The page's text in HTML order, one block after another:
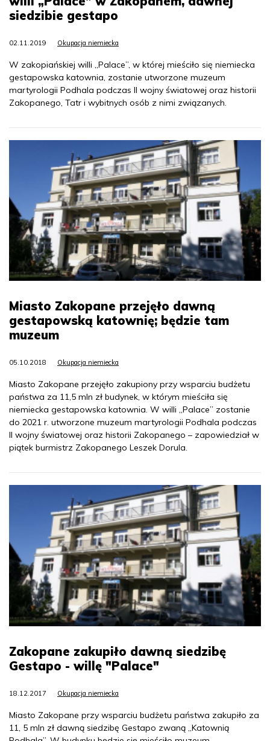
siedzibie gestapo
02.11.2019 Okupacja niemiecka
W zakopiańskiej willi „Palace”, w której mieściło się niemiecka
gestapowska katownia, zostanie utworzone muzeum
martyrologii Podhala podczas II wojny światowej oraz historii
Zakopanego, Tatr i wybitnych osób z nimi związanych.
Miasto Zakopane przejęło dawną
gestapowską katownię; będzie tam
muzeum
05.10.2018 Okupacja niemiecka
Miasto Zakopane przejęło zakupiony przy wsparciu budżetu
państwa za 11,5 mln zł budynek, w którym mieściła się
niemiecka gestapowska katownia. W willi „Palace” zostanie
do 2021 r. utworzone muzeum martyrologii Podhala podczas
II wojny światowej oraz historii Zakopanego – zapowiedział w
piątek burmistrz Zakopanego Leszek Dorula.
Zakopane zakupiło dawną siedzibę
Gestapo - willę "Palace"
18.12.2017 Okupacja niemiecka
Miasto Zakopane przy wsparciu budżetu państwa zakupiło za
11, 5 mln zł dawną siedzibę Gestapo zwaną „Katownią